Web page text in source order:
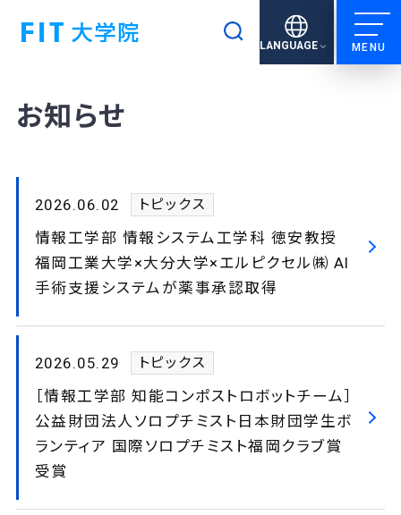
LANGUAGE
検索
お知らせ
2026.06.02 トピックス
情報工学部 情報システム工学科 徳安教授
福岡工業大学×大分大学×エルピクセル㈱ AI
手術支援システムが薬事承認取得
2026.05.29 トピックス
［情報工学部 知能コンポストロボットチーム］
公益財団法人ソロプチミスト日本財団学生ボ
ランティア 国際ソロプチミスト福岡クラブ賞
受賞